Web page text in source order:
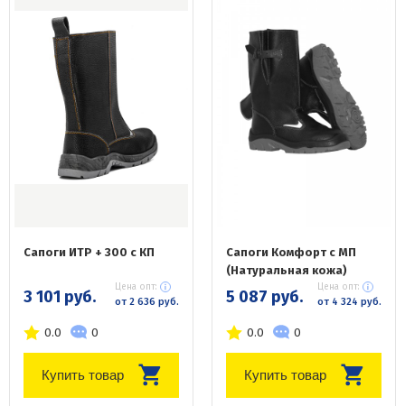
Сапоги ИТР + 300 с КП
3 101 руб. Цена опт:
от 2 636 руб.
0.0 0
Купить товар
Сапоги Комфорт c МП
(Натуральная кожа)
5 087 руб. Цена опт:
от 4 324 руб.
0.0 0
Купить товар